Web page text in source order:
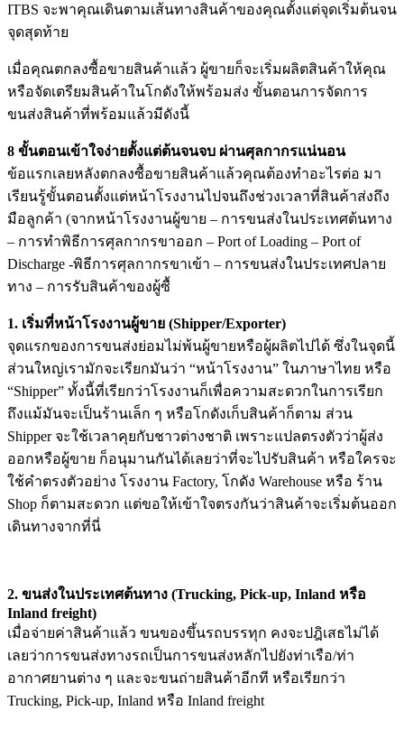
ITBS จะพาคุณเดินตามเส้นทางสินค้าของคุณตั้งแต่จุดเริ่มต้นจน
จุดสุดท้าย
เมื่อคุณตกลงซื้อขายสินค้าแล้ว ผู้ขายก็จะเริ่มผลิตสินค้าให้คุณ
หรือจัดเตรียมสินค้าในโกดังให้พร้อมส่ง ขั้นตอนการจัดการ
ขนส่งสินค้าที่พร้อมแล้วมีดังนี้
8 ขั้นตอนเข้าใจง่ายตั้งแต่ต้นจนจบ ผ่านศุลกากรแน่นอน
ข้อแรกเลยหลังตกลงซื้อขายสินค้าแล้วคุณต้องทำอะไรต่อ มา
เรียนรู้ขั้นตอนตั้งแต่หน้าโรงงานไปจนถึงช่วงเวลาที่สินค้าส่งถึง
มือลูกค้า (จากหน้าโรงงานผู้ขาย – การขนส่งในประเทศต้นทาง
– การทำพิธีการศุลกากรขาออก – Port of Loading – Port of
Discharge -พิธีการศุลกากรขาเข้า – การขนส่งในประเทศปลาย
ทาง – การรับสินค้าของผู้ซื้
1. เริ่มที่หน้าโรงงานผู้ขาย (Shipper/Exporter)
จุดแรกของการขนส่งย่อมไม่พ้นผู้ขายหรือผู้ผลิตไปได้ ซึ่งในจุดนี้
ส่วนใหญ่เรามักจะเรียกมันว่า “หน้าโรงงาน” ในภาษาไทย หรือ
“Shipper” ทั้งนี้ที่เรียกว่าโรงงานก็เพื่อความสะดวกในการเรียก
ถึงแม้มันจะเป็นร้านเล็ก ๆ หรือโกดังเก็บสินค้าก็ตาม ส่วน
Shipper จะใช้เวลาคุยกับชาวต่างชาติ เพราะแปลตรงตัวว่าผู้ส่ง
ออกหรือผู้ขาย ก็อนุมานกันได้เลยว่าที่จะไปรับสินค้า หรือใครจะ
ใช้คำตรงตัวอย่าง โรงงาน Factory, โกดัง Warehouse หรือ ร้าน
Shop ก็ตามสะดวก แต่ขอให้เข้าใจตรงกันว่าสินค้าจะเริ่มต้นออก
เดินทางจากที่นี่
2. ขนส่งในประเทศต้นทาง (Trucking, Pick-up, Inland หรือ
Inland freight)
เมื่อจ่ายค่าสินค้าแล้ว ขนของขึ้นรถบรรทุก คงจะปฎิเสธไม่ได้
เลยว่าการขนส่งทางรถเป็นการขนส่งหลักไปยังท่าเรือ/ท่า
อากาศยานต่าง ๆ และจะขนถ่ายสินค้าอีกที หรือเรียกว่า
Trucking, Pick-up, Inland หรือ Inland freight